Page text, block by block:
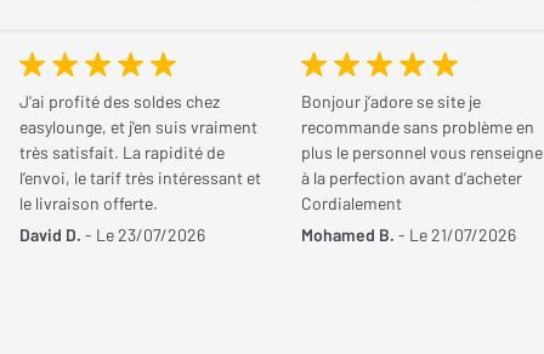
J'ai profité des soldes chez
easylounge, et j'en suis vraiment
très satisfait. La rapidité de
l’envoi, le tarif très intéressant et
le livraison offerte.
David D. - Le 23/07/2026
Bonjour j’adore se site je
recommande sans problème en
plus le personnel vous renseigne
à la perfection avant d’acheter
Cordialement
Mohamed B. - Le 21/07/2026